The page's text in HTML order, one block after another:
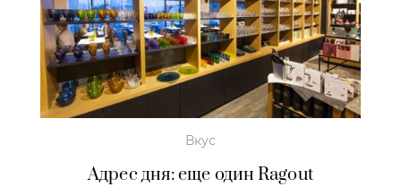
Вкус
Адрес дня: еще один Ragout